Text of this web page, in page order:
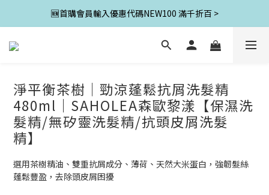
🆕首購會員輸入優惠代碼NEW100 滿千折百 >
淨平衡茶樹│勁涼蓬鬆抗屑洗髮精
480ml｜SAHOLEA森歐黎漾【保濕洗
髮精/無矽靈洗髮精/抗頭皮屑洗髮
精】
選用茶樹精油、雙重抗屑成分、薄荷、天然大米蛋白，強韌髮絲
蓬鬆豐盈，去除頭皮屑困擾